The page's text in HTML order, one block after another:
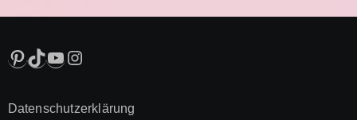
Pinterest
TikTok
YouTube
Instagram
Datenschutzerklärung